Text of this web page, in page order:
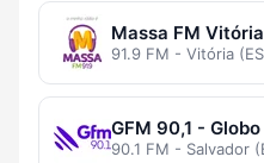
Massa FM Vitória
91.9 FM - Vitória
GFM 90,1 -
90.1 FM - Salvador